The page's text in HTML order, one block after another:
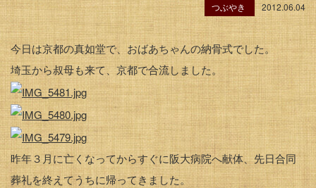
つぶやき 2012.06.04
今日は京都の真如堂で、おばあちゃんの納骨式でした。
埼玉から叔母も来て、京都で合流しました。
昨年３月に亡くなってからすぐに阪大病院へ献体、先日合同
葬礼を終えてうちに帰ってきました。